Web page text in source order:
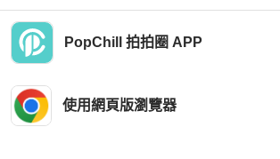
PopChill 拍拍圈 APP
使用網頁版瀏覽器